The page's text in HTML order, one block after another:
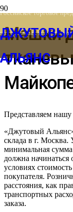
Российское торговое
натуральных материалов
АЛЬЯНС
Мешки
Представляем
«Джутовый
склада в г. Москва.
минимальная
должна
условиях
покупателя.
расстояния, как
транспортных
заказа.